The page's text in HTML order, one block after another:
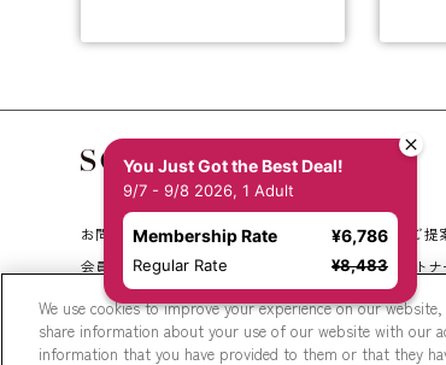
お問い合わせ 会社概要 新規ホテル開発のご提
会員規約
サイトマップ 相鉄ホテルズ パート
We use cookies to improve your experience on our
share information about your use of our website with our
information that you have provided to them or that they
You Just Got the Best Deal!
9/7 - 9/8 2026, 1 Adult
Membership Rate ¥6,786
Regular Rate ¥8,483